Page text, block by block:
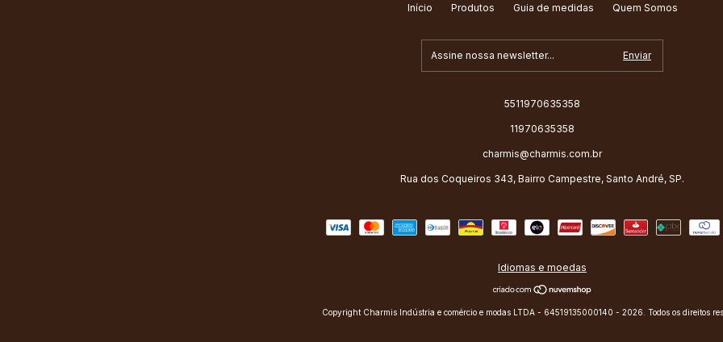
Início Produtos Guia de medidas Quem Somos
5511970635358
11970635358
charmis@charmis.com.br
Rua dos Coqueiros 343, Bairro Campestre, Santo André, SP.
Idiomas e moedas
Copyright Charmis Indústria e comércio e modas LTDA - 64519135000140 - 2026. Todos os direitos